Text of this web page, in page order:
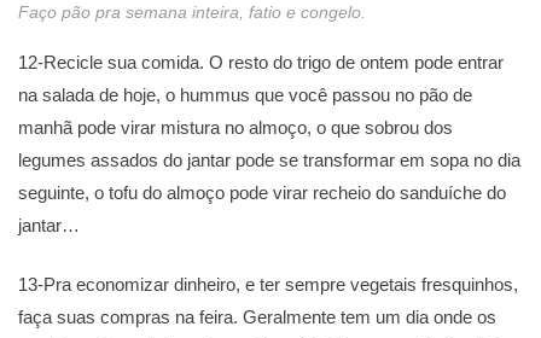
Faço pão pra semana inteira, fatio e congelo.
12-Recicle sua comida. O resto do trigo de ontem pode entrar
na salada de hoje, o hummus que você passou no pão de
manhã pode virar mistura no almoço, o que sobrou dos
legumes assados do jantar pode se transformar em sopa no dia
seguinte, o tofu do almoço pode virar recheio do sanduíche do
jantar…
13-Pra economizar dinheiro, e ter sempre vegetais fresquinhos,
faça suas compras na feira. Geralmente tem um dia onde os